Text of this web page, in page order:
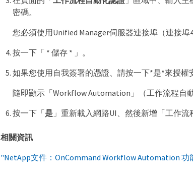
密碼。
您必須使用Unified Manager伺服器連接埠（連接埠
按一下「 * 儲存 * 」。
如果您使用自我簽署的憑證、請按一下*是*來授權
隨即顯示「Workflow Automation」（工作流程自
按一下「是」重新載入網路UI、然後新增「工作流
相關資訊
"NetApp文件：OnCommand Workflow Automation